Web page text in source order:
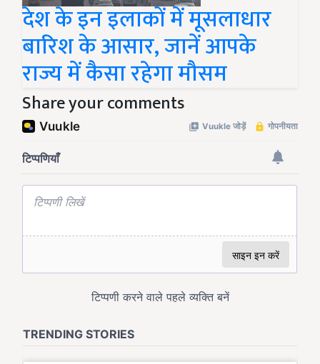
देश के इन इलाकों में मूसलाधार
बारिश के आसार, जानें आपके
राज्य में कैसा रहेगा मौसम
Share your comments